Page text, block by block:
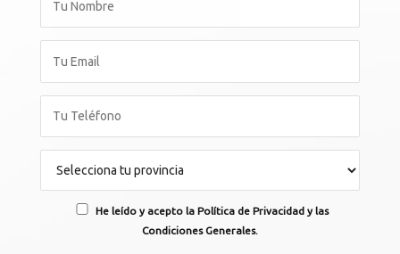
He leído y acepto la Política de Privacidad y las
Condiciones Generales.